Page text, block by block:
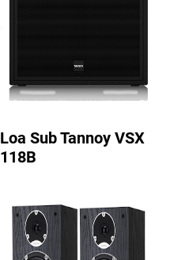
Loa Sub Tannoy VSX
118B